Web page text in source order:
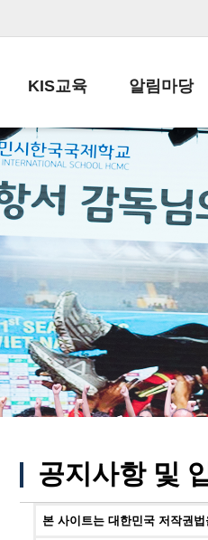
KIS교육
교육목표
학사일정
일과시간표
성과평가자료
알림마당
공지사항
납부금 안내
스쿨버스 운행
급식안내
서식자료실
학부모방
정기고사 기출
공지사항 및
본 사이트는 대한민국 저작권